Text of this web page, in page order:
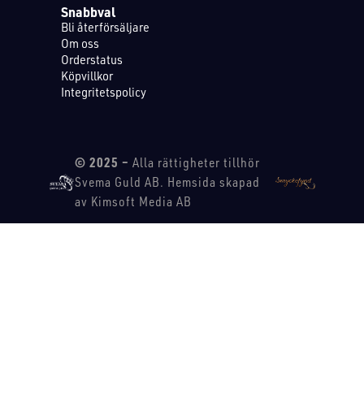
Snabbval
Bli återförsäljare
Om oss
Orderstatus
Köpvillkor
Integritetspolicy
© 2025 – Alla rättigheter tillhör
Svema Guld AB. Hemsida skapad
av Kimsoft Media AB